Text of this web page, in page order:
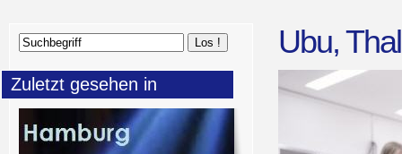
Ubu,
Zuletzt gesehen in